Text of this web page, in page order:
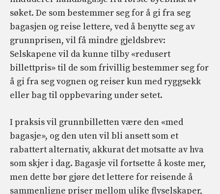
søket. De som bestemmer seg for å gi fra seg
bagasjen og reise lettere, ved å benytte seg av
grunnprisen, vil få mindre gjeldsbrev:
Selskapene vil da kunne tilby «redusert
billettpris» til de som frivillig bestemmer seg for
å gi fra seg vognen og reiser kun med ryggsekk
eller bag til oppbevaring under setet.
I praksis vil grunnbilletten være den «med
bagasje», og den uten vil bli ansett som et
rabattert alternativ, akkurat det motsatte av hva
som skjer i dag. Bagasje vil fortsette å koste mer,
men dette bør gjøre det lettere for reisende å
sammenligne priser mellom ulike flyselskaper,